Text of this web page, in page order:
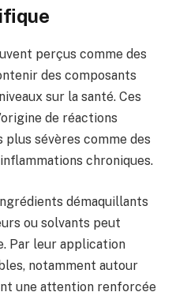
perçus comme des
des composants
sur la santé. Ces
de réactions
plus sévères comme des
chroniques.
démaquillants
ou solvants peut
Par leur application
notamment autour
une attention renforcée